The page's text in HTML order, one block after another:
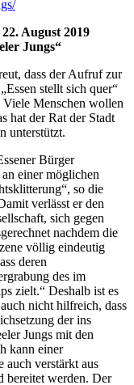
22. August 2019
Jungs“
dass der Aufruf zur
stellt sich quer“
Menschen wollen
hat der Rat der Stadt
unterstützt.
Bürger
einer möglichen
so die
verlässt er den
sich gegen
nachdem die
völlig eindeutig
deren
des im
zielt.“ Deshalb ist es
nicht hilfreich, dass
der ins
Jungs mit den
kann einer
auch verstärkt aus
bereitet werden. Der